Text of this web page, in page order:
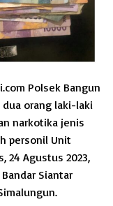
Polsek Bangun
orang laki-laki
narkotika jenis
personil Unit
24 Agustus 2023,
Siantar